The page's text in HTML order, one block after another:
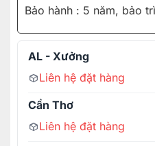
Bảo hành : 5 năm, bảo
AL - Xưởng
Liên hệ đặt hàng
Cần Thơ
Liên hệ đặt hàng